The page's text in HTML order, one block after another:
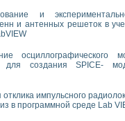
и
и антенных решеток в
осциллографического
для создания SPICE-
импульсного
в программной среде Lab